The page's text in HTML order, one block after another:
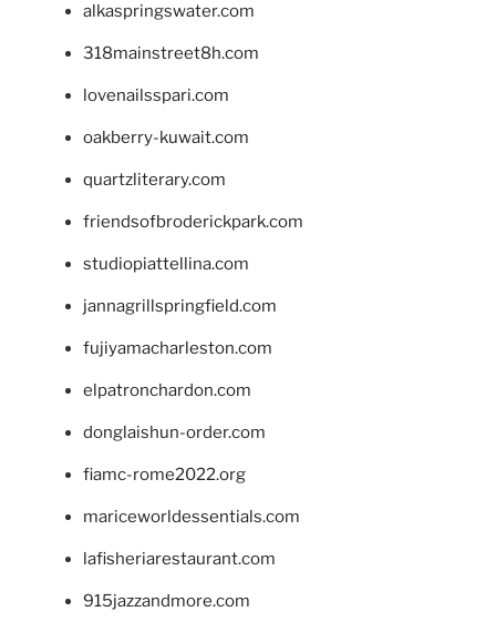
alkaspringswater.com
318mainstreet8h.com
lovenailsspari.com
oakberry-kuwait.com
quartzliterary.com
friendsofbroderickpark.com
studiopiattellina.com
jannagrillspringfield.com
fujiyamacharleston.com
elpatronchardon.com
donglaishun-order.com
fiamc-rome2022.org
mariceworldessentials.com
lafisheriarestaurant.com
915jazzandmore.com